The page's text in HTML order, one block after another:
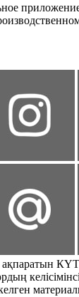
ақпаратын